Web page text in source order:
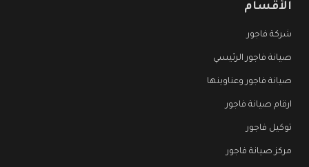
الأقسام
شركة فاجور
صيانة فاجور الرئيسي
صيانة فاجور وعناوينها
ارقام صيانة فاجور
توكيل فاجور
مركز صيانة فاجور